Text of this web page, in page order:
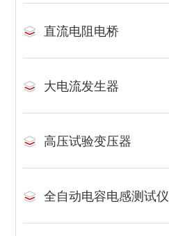
直流电阻电桥
大电流发生器
高压试验变压器
全自动电容电感测试仪